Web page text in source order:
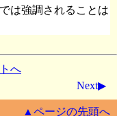
は強調されることは
へ
Next▶
▲ページの先頭へ